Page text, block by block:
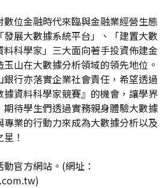
位金融時代來臨與金融業經營生態
展大數據系統平台」、「建置大數
科學家」三大面向著手投資佈建金
山在大數據分析領域的領先地位。
行亦落實企業社會責任，希望透過
據資料科學家競賽』的機會，讓學界
待學生們透過實務親身體驗大數據
業的行動力來成為大數據分析以及
！
官方網站。(網址：
)